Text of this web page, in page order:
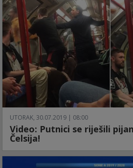
UTORAK, 30.07.2019 | 08:00
Video: Putnici se riješili
Čelsija!